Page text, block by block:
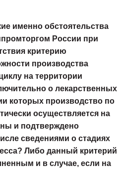
именно обстоятельства
России при
критерию
производства
на территории
о лекарственных
которых производство по
осуществляется на
и подтверждено
сведениями о стадиях
Либо данный критерий
и в случае, если на